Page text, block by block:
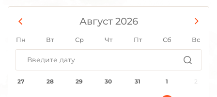
Калининградская область
Калмыкия
Калужская область
Камчатский край
Карачаево-Черкесия
Август 2026
Пн Вт Ср Чт Пт Сб Вс
27 28 29 30 31 1 2